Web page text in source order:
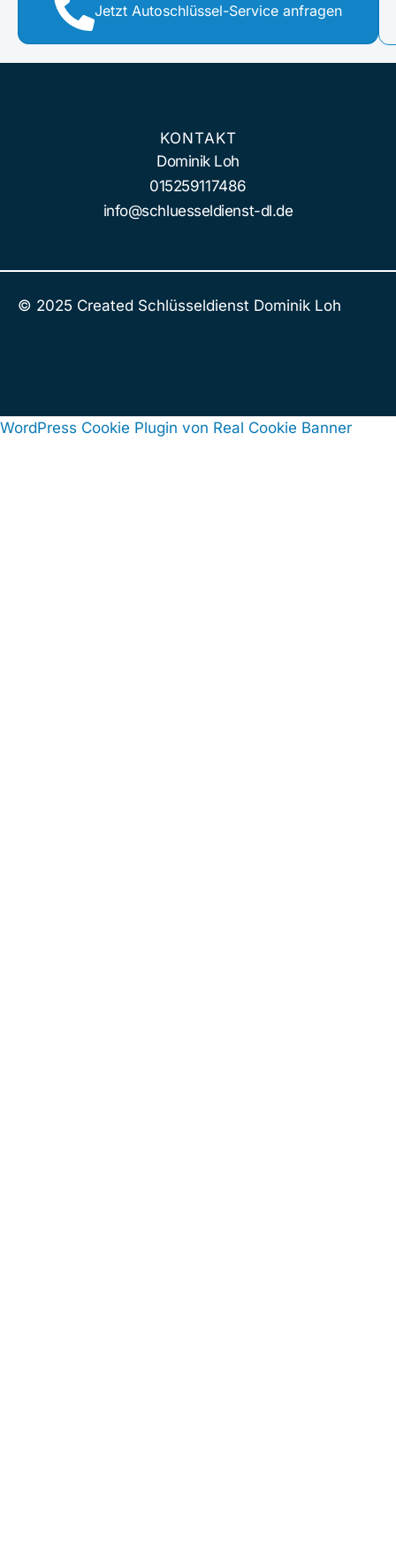
Jetzt Autoschlüssel-Service anfragen
KONTAKT
Dominik Loh
015259117486
info@schluesseldienst-dl.de
© 2025 Created Schlüsseldienst Dominik Loh
WordPress Cookie Plugin von Real Cookie Banner